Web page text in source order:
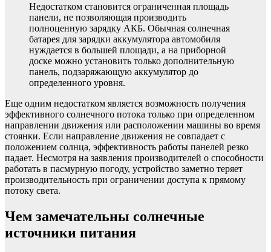
Недостатком становится ограниченная площадь
панели, не позволяющая производить
полноценную зарядку АКБ. Обычная солнечная
батарея для зарядки аккумулятора автомобиля
нуждается в большей площади, а на приборной
доске можно установить только дополнительную
панель, подзаряжающую аккумулятор до
определенного уровня.
Еще одним недостатком является возможность получения
эффективного солнечного потока только при определенном
направлении движения или расположении машины во время
стоянки. Если направление движения не совпадает с
положением солнца, эффективность работы панелей резко
падает. Несмотря на заявления производителей о способности
работать в пасмурную погоду, устройство заметно теряет
производительность при ограничении доступа к прямому
потоку света.
Чем замечательны солнечные
источники питания